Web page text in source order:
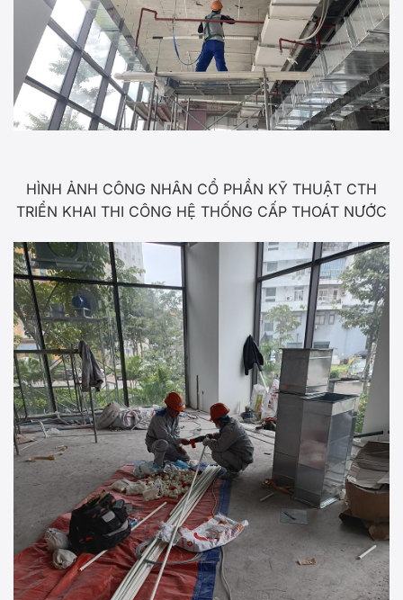
HÌNH ẢNH CÔNG NHÂN CỔ PHẦN KỸ THUẬT CTH
TRIỂN KHAI THI CÔNG HỆ THỐNG CẤP THOÁT NƯỚC